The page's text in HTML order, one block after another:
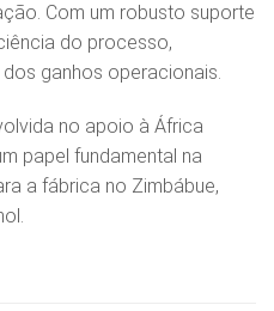
Com um robusto suporte
do processo,
ganhos operacionais.
no apoio à África
papel fundamental na
a fábrica no Zimbábue,